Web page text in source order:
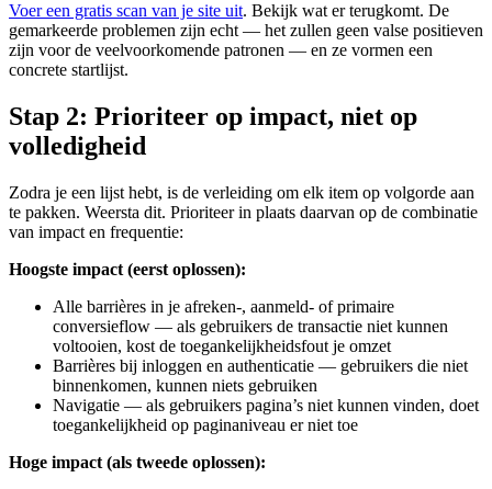
Voer een gratis scan van je site uit. Bekijk wat er terugkomt. De
gemarkeerde problemen zijn echt — het zullen geen valse positieven
zijn voor de veelvoorkomende patronen — en ze vormen een
concrete startlijst.
Stap 2: Prioriteer op impact, niet op
volledigheid
Zodra je een lijst hebt, is de verleiding om elk item op volgorde aan
te pakken. Weersta dit. Prioriteer in plaats daarvan op de combinatie
van impact en frequentie:
Hoogste impact (eerst oplossen):
Alle barrières in je afreken-, aanmeld- of primaire
conversieflow — als gebruikers de transactie niet kunnen
voltooien, kost de toegankelijkheidsfout je omzet
Barrières bij inloggen en authenticatie — gebruikers die niet
binnenkomen, kunnen niets gebruiken
Navigatie — als gebruikers pagina’s niet kunnen vinden, doet
toegankelijkheid op paginaniveau er niet toe
Hoge impact (als tweede oplossen):